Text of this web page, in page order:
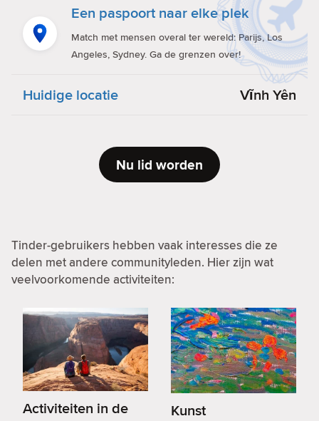
Een paspoort naar elke plek
Match met mensen overal ter wereld: Parijs, Los
Angeles, Sydney. Ga de grenzen over!
Huidige locatie Vĩnh Yên
Nu lid worden
Tinder-gebruikers hebben vaak interesses die ze
delen met andere communityleden. Hier zijn wat
veelvoorkomende activiteiten:
Activiteiten in de
Kunst